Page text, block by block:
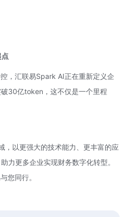
，汇联易Spark AI正在重新定义企
30亿token，这不仅是一个里程
，以更强大的技术能力、更丰富的应
力更多企业实现财务数字化转型。
您同行。